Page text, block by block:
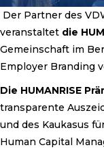
Der Partner des
veranstaltet die
Gemeinschaft im
Employer Branding
Die HUMANRISE
transparente
und des Kaukasus
Human Capital